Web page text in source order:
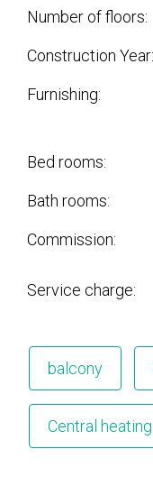
Number of floors
Construction Year
Furnishing
Bed rooms
Bath rooms
Commission
Service charge
balcony
Central heating